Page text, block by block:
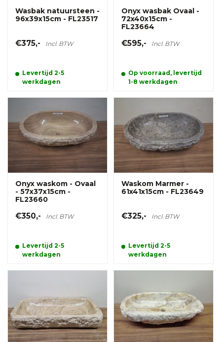
Wasbak natuursteen -
96x39x15cm - FL23517
€375,- Incl. BTW
Levertijd 2-5
werkdagen
Onyx wasbak Ovaal -
72x40x15cm -
FL23664
€595,- Incl. BTW
Op voorraad, levertijd
1-8 werkdagen
Onyx waskom - Ovaal
- 57x37x15cm -
FL23660
€350,- Incl. BTW
Levertijd 2-5
werkdagen
Waskom Marmer -
61x41x15cm - FL23649
€325,- Incl. BTW
Levertijd 2-5
werkdagen